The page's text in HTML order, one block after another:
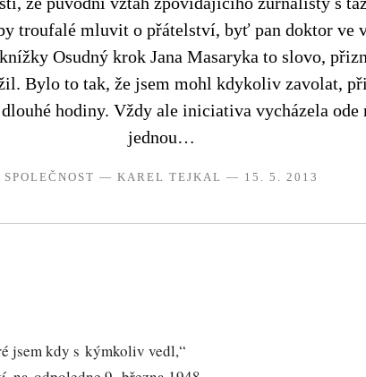
troufalé mluvit o přátelství, byť pan doktor ve
Osudný krok Jana Masaryka to slovo,
Bylo to tak, že jsem mohl kdykoliv zavolat,
hodiny. Vždy ale iniciativa vycházela ode
jednou…
SPOLEČNOST — KAREL TEJKAL — 15. 5. 2013
jsem kdy s kýmkoliv vedl,“